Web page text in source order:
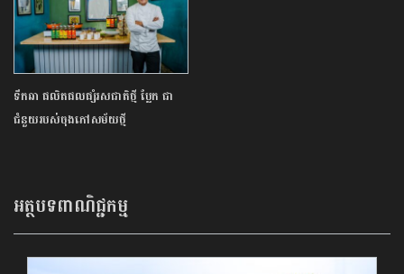
ទឹកឆា ផលិតផលផ្សំរសជាតិថ្មី ប្លែក ជា
ជំនួយរបស់ចុងភៅសម័យថ្មី
អត្ថបទពាណិជ្ជកម្ម